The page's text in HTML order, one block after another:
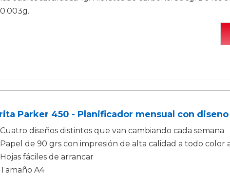
0.003g.
Parker 450 - Planificador mensual con
Cuatro diseños distintos que van cambiando cada semana
Papel de 90 grs con impresión de alta calidad a todo color
Hojas fáciles de arrancar
Tamaño A4